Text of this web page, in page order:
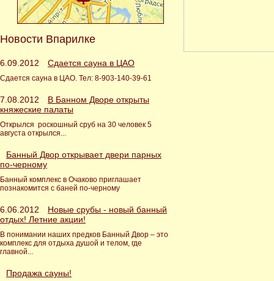
Новости Впарилке
6.09.2012 Сдается сауна в ЦАО
Сдается сауна в ЦАО. Тел: 8-903-140-39-61
7.08.2012
В Банном Дворе открыты
княжеские палаты
Открылся роскошный сруб на 30 человек 5
августа открылся...
Банный Двор открывает двери парных
по-черному
Банный комплекс в Очаково приглашает
познакомится с баней по-черному
6.06.2012
Новые срубы - новый банный
отдых! Летние акции!
В понимании наших предков Банный Двор – это
комплекс для отдыха душой и телом, где
главной...
Продажа сауны!